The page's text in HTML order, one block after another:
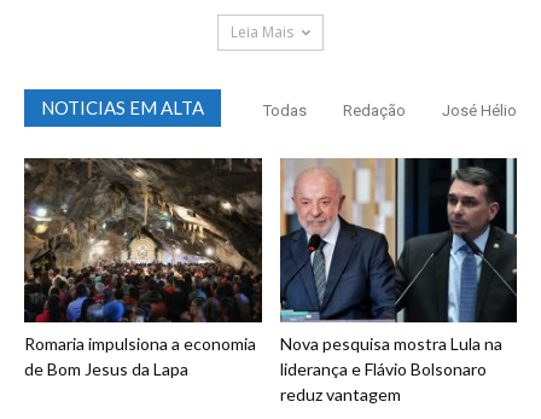
Leia Mais
NOTICIAS EM ALTA Todas Redação José Hélio
Romaria impulsiona a economia
de Bom Jesus da Lapa
Nova pesquisa mostra Lula na
liderança e Flávio Bolsonaro
reduz vantagem